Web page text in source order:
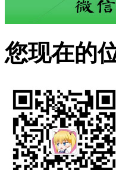
您现在的